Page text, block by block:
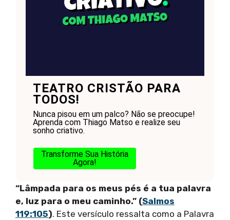
TEATRO CRISTÃO PARA
TODOS!
Nunca pisou em um palco? Não se preocupe!
Aprenda com Thiago Matso e realize seu
sonho criativo.
Transforme Sua História
Agora!
“Lâmpada para os meus pés é a tua palavra
e, luz para o meu caminho.” (Salmos
119:105). Este versículo ressalta como a Palavra